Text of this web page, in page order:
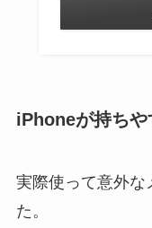
iPhoneが持ちや
実際使って意外な
た。